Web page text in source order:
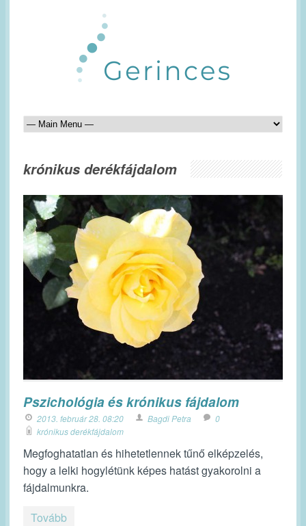
krónikus derékfájdalom
Pszichológia és krónikus fájdalom
2013. február 28. 08:20 Bagdi Petra
0
krónikus derékfájdalom
Megfoghatatlan és hihetetlennek tűnő elképzelés,
hogy a lelki hogylétünk képes hatást gyakorolni a
fájdalmunkra.
Tovább